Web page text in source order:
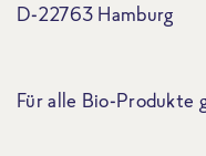
D-22763 Hamburg
Für alle Bio-